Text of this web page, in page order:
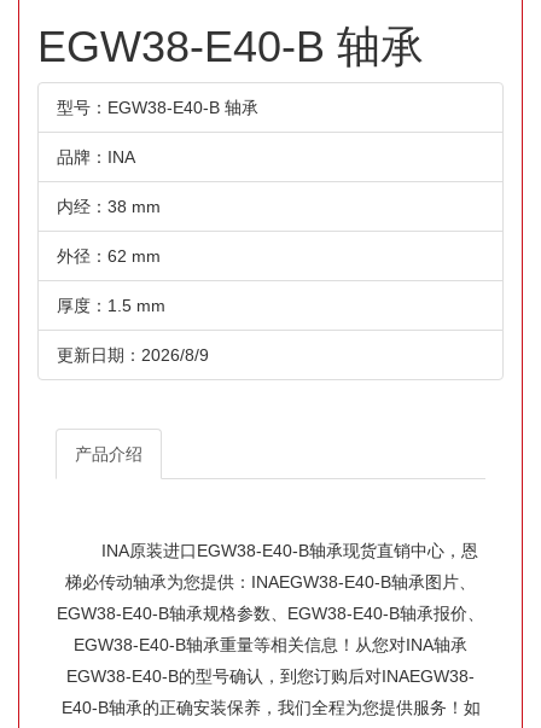
EGW38-E40-B 轴承
型号：EGW38-E40-B 轴承
品牌：INA
内经：38 mm
外径：62 mm
厚度：1.5 mm
更新日期：2026/8/9
产品介绍
INA原装进口EGW38-E40-B轴承现货直销中心，恩
梯必传动轴承为您提供：INAEGW38-E40-B轴承图片、
EGW38-E40-B轴承规格参数、EGW38-E40-B轴承报价、
EGW38-E40-B轴承重量等相关信息！从您对INA轴承
EGW38-E40-B的型号确认，到您订购后对INAEGW38-
E40-B轴承的正确安装保养，我们全程为您提供服务！如